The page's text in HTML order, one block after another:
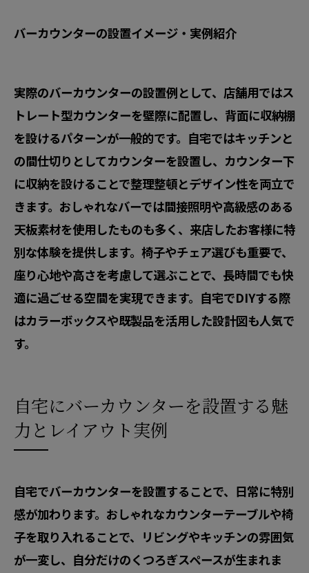
バーカウンターの設置イメージ・実例紹介
実際のバーカウンターの設置例として、店舗用ではス
トレート型カウンターを壁際に配置し、背面に収納棚
を設けるパターンが一般的です。自宅ではキッチンと
の間仕切りとしてカウンターを設置し、カウンター下
に収納を設けることで整理整頓とデザイン性を両立で
きます。 おしゃれなバーでは間接照明や高級感のある
天板素材を使用したものも多く、来店したお客様に特
別な体験を提供します。椅子やチェア選びも重要で、
座り心地や高さを考慮して選ぶことで、長時間でも快
適に過ごせる空間を実現できます。自宅でDIYする際
はカラーボックスや既製品を活用した設計図も人気で
す。
自宅にバーカウンターを設置する魅
力とレイアウト実例
自宅でバーカウンターを設置することで、日常に特別
感が加わります。おしゃれなカウンターテーブルや椅
子を取り入れることで、リビングやキッチンの雰囲気
が一変し、自分だけのくつろぎスペースが生まれま